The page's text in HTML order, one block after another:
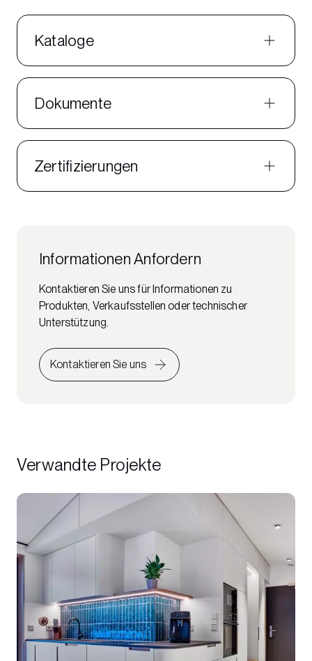
Kataloge
Dokumente
Zertifizierungen
Informationen Anfordern
Kontaktieren Sie uns für Informationen zu
Produkten, Verkaufsstellen oder technischer
Unterstützung.
Kontaktieren Sie uns
Verwandte Projekte